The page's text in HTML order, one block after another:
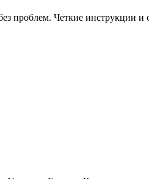
проблем. Четкие инструкции и